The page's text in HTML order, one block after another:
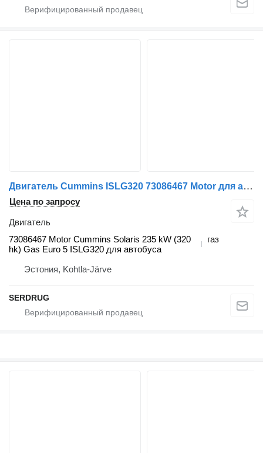
Двигатель Cummins ISLG320 73086467 Motor для автобуса Solaris
Цена по запросу
Двигатель
73086467 Motor Cummins Solaris 235 kW (320
hk) Gas Euro 5 ISLG320 для автобуса
газ
Эстония, Kohtla-Järve
SERDRUG